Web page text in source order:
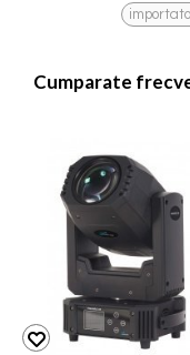
Cumparate